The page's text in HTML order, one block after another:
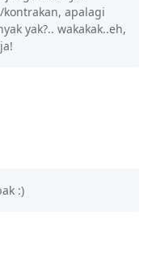
apalagi
yak?.. wakakak..eh,
:)